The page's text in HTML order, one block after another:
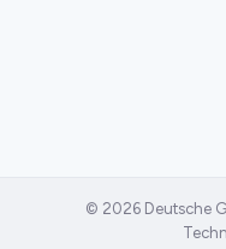
© 2026 Deutsche